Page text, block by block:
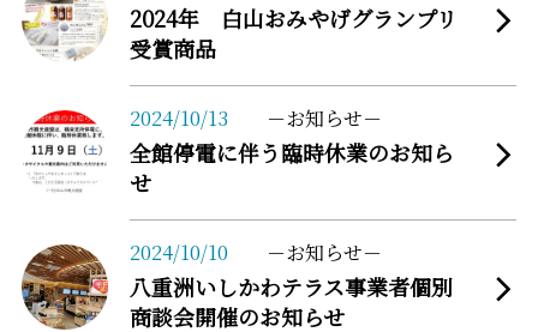
2024年 白山おみやげグランプリ
受賞商品
全館停電に伴う臨時休業のお知ら
せ
2024/10/13 お知らせ
more
八重洲いしかわテラス事業者個別
商談会開催のお知らせ
2024/10/10 お知らせ
more